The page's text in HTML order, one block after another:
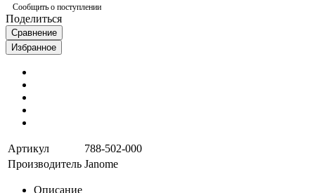
Сообщить о поступлении
Поделиться
Сравнение
Избранное
Артикул
788-502-000
Производитель Janome
Описание